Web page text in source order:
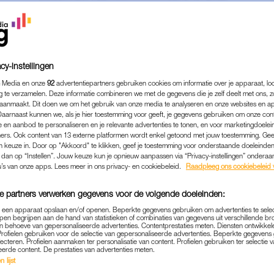
MEREL
WAS HET
OMTZIGT EN YEŞILGÖZ'
POLITIEK|OH, OH DEN HAAG
10-11-2023 | MARISSA KLAVER
neemt Merel Ek, politiek verslaggever bij
instellingen
en onze 92 advertentiepartners gebruiken cookies om informatie over je apparaat,
te verzamelen. Deze informatie combineren we met de gegevens die je zelf deelt met ons,
Dit doen we om het gebruik van onze media te analyseren en onze websites en
kunnen we, als je hier toestemming voor geeft, je gegevens gebruiken om onze
en aanbod te personaliseren en je relevante advertenties te tonen, en voor
Ook content van 13 externe platformen wordt enkel getoond met jouw toestemming.
keuze in. Door op "Akkoord" te klikken, geef je toestemming voor onderstaande
op “Instellen”. Jouw keuze kun je opnieuw aanpassen via “Privacy-instellingen”
van onze apps. Lees meer in ons privacy- en cookiebeleid.
Raadpleeg ons cookiebeleid
partners verwerken gegevens voor de volgende doeleinden:
apparaat opslaan en/of openen. Beperkte gegevens gebruiken om advertenties te
begrijpen aan de hand van statistieken of combinaties van gegevens uit verschillende
behoeve van gepersonaliseerde advertenties. Contentprestaties meten. Diensten
gebruiken voor de selectie van gepersonaliseerde advertenties. Beperkte
Profielen aanmaken ter personalisatie van content. Profielen gebruiken ter selectie
content. De prestaties van advertenties meten.
lijst